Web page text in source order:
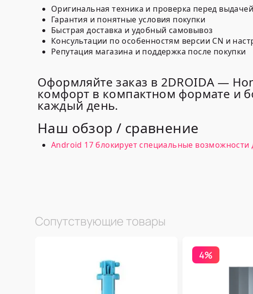
Оригинальная техника и проверка перед выдачей
Гарантия и понятные условия покупки
Быстрая доставка и удобный самовывоз
Консультации по особенностям версии CN и
Репутация магазина и поддержка после покупки
Оформляйте заказ в 2DROIDA —
комфорт в компактном формате и
каждый день.
Наш обзор / сравнение
Android 17 блокирует специальные
Сопутствующие товары
4%